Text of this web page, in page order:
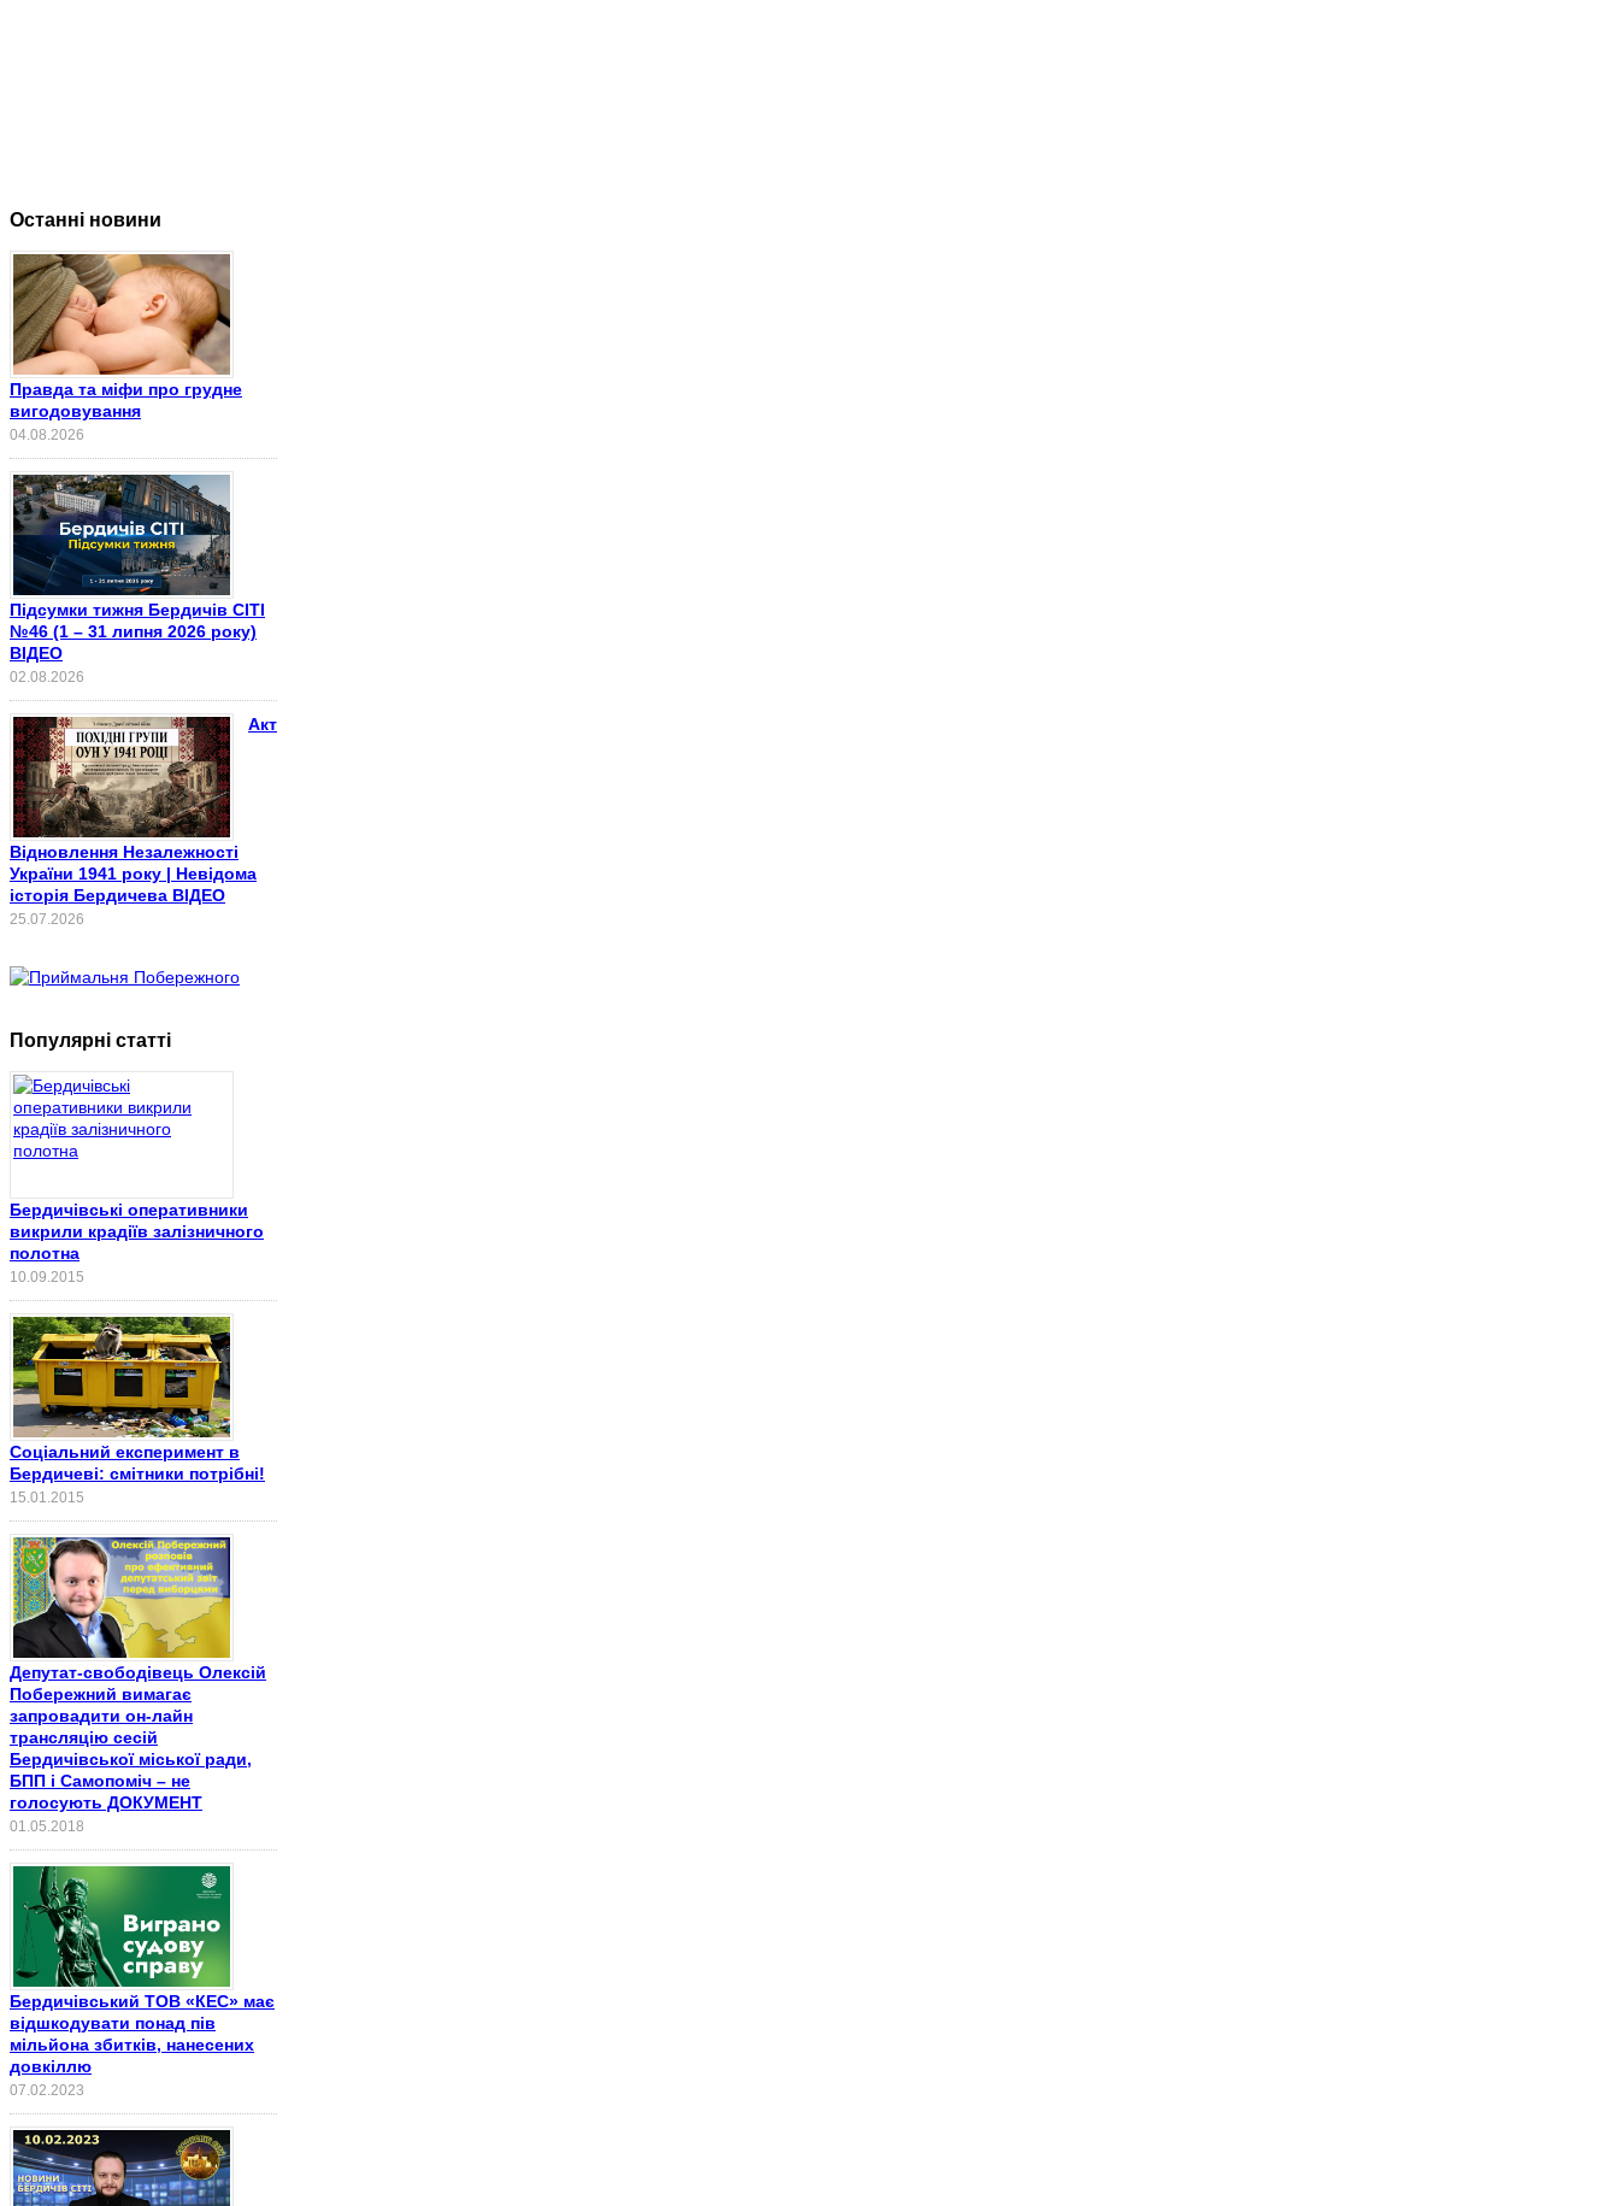
Останні новини
Правда та міфи про грудне
вигодовування
04.08.2026
Підсумки тижня Бердичів СІТІ
№46 (1 – 31 липня 2026 року)
ВІДЕО
02.08.2026
Акт
Відновлення Незалежності
України 1941 року | Невідома
історія Бердичева ВІДЕО
25.07.2026
Популярні статті
Бердичівські оперативники
викрили крадіїв залізничного
полотна
10.09.2015
Соціальний експеримент в
Бердичеві: смітники потрібні!
15.01.2015
Депутат-свободівець Олексій
Побережний вимагає
запровадити он-лайн
трансляцію сесій
Бердичівської міської ради,
БПП і Самопоміч – не
голосують ДОКУМЕНТ
01.05.2018
Бердичівський ТОВ «КЕС» має
відшкодувати понад пів
мільйона збитків, нанесених
довкіллю
07.02.2023